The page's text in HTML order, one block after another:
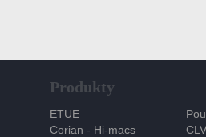
Produkty
ETUE
Corian - Hi-macs